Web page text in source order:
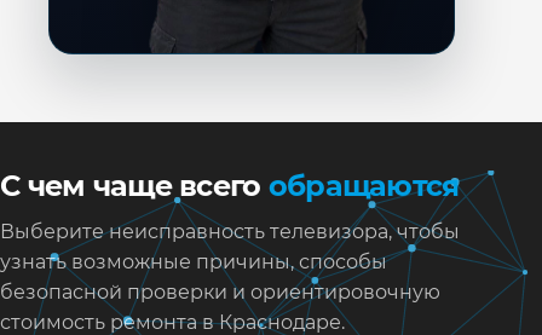
С чем чаще всего обращаются
Выберите неисправность телевизора, чтобы
узнать возможные причины, способы
безопасной проверки и ориентировочную
стоимость ремонта в Краснодаре.